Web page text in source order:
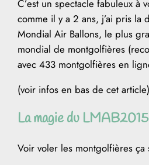
C’est un spectacle fabuleux à
comme il y a 2 ans, j’ai pris la
Mondial Air Ballons, le plus
mondial de montgolfières
avec 433 montgolfières en
(voir infos en bas de cet
La magie du LMAB2015
Voir voler les montgolfières ça